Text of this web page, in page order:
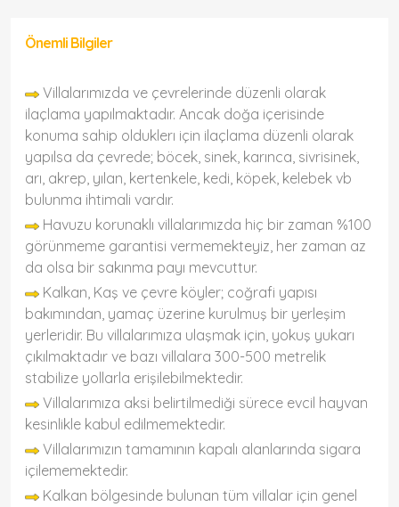
Önemli Bilgiler
Villalarımızda ve çevrelerinde düzenli olarak
ilaçlama yapılmaktadır. Ancak doğa içerisinde
konuma sahip olduklerı için ilaçlama düzenli olarak
yapılsa da çevrede; böcek, sinek, karınca, sivrisinek,
arı, akrep, yılan, kertenkele, kedi, köpek, kelebek vb
bulunma ihtimali vardır.
Havuzu korunaklı villalarımızda hiç bir zaman %100
görünmeme garantisi vermemekteyiz, her zaman az
da olsa bir sakınma payı mevcuttur.
Kalkan, Kaş ve çevre köyler; coğrafi yapısı
bakımından, yamaç üzerine kurulmuş bir yerleşim
yerleridir. Bu villalarımıza ulaşmak için, yokuş yukarı
çıkılmaktadır ve bazı villalara 300-500 metrelik
stabilize yollarla erişilebilmektedir.
Villalarımıza aksi belirtilmediği sürece evcil hayvan
kesinlikle kabul edilmemektedir.
Villalarımızın tamamının kapalı alanlarında sigara
içilememektedir.
Kalkan bölgesinde bulunan tüm villalar için genel